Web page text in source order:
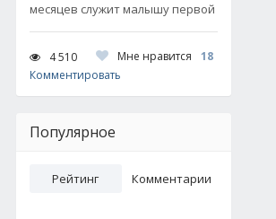
месяцев служит малышу первой
4 510 Мне нравится
18
Комментировать
Популярное
Рейтинг Комментарии